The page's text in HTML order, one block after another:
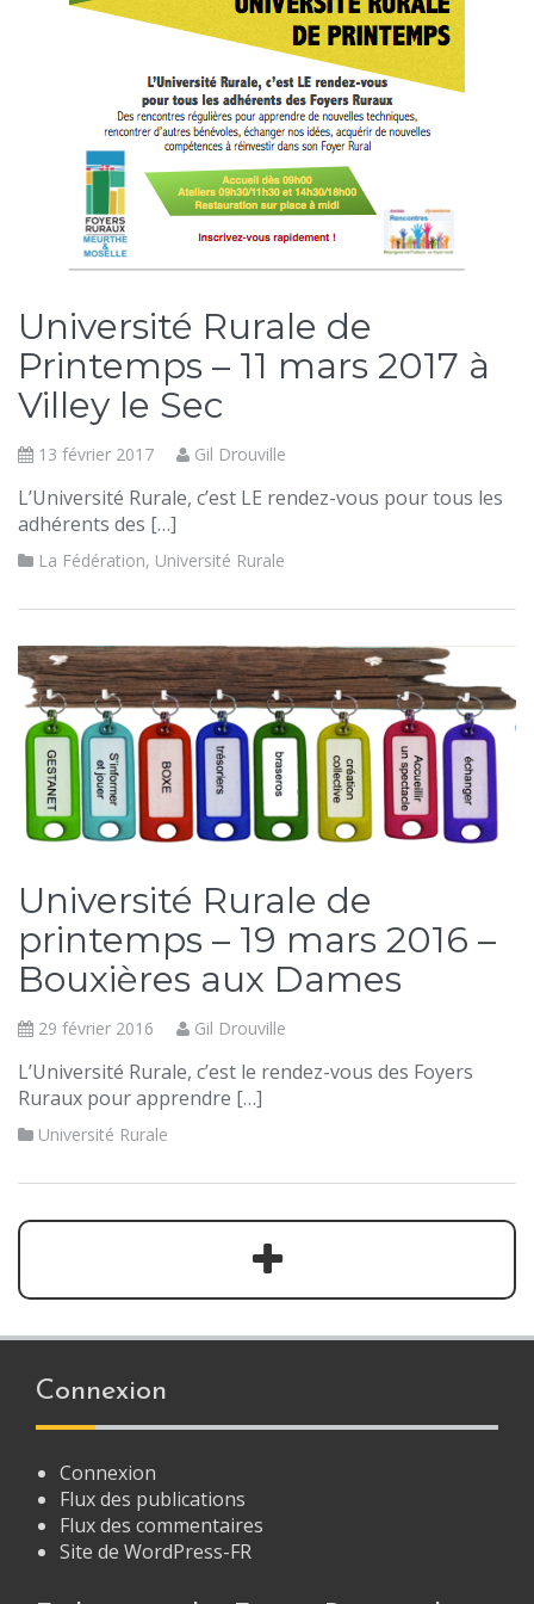
Université Rurale de
Printemps – 11 mars 2017 à
Villey le Sec
13 février 2017 Gil Drouville
L’Université Rurale, c’est LE rendez-vous pour tous les
adhérents des […]
La Fédération, Université Rurale
Université Rurale de
printemps – 19 mars 2016 –
Bouxières aux Dames
29 février 2016 Gil Drouville
L’Université Rurale, c’est le rendez-vous des Foyers
Ruraux pour apprendre […]
Université Rurale
Connexion
Connexion
Flux des publications
Flux des commentaires
Site de WordPress-FR